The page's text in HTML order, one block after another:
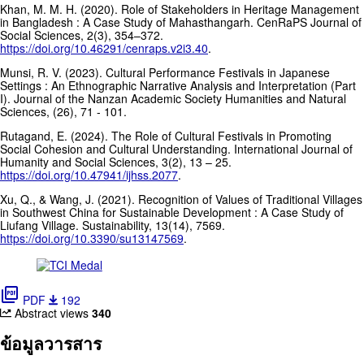
Khan, M. M. H. (2020). Role of Stakeholders in Heritage Management
in Bangladesh : A Case Study of Mahasthangarh. CenRaPS Journal of
Social Sciences, 2(3), 354–372.
https://doi.org/10.46291/cenraps.v2i3.40.
Munsi, R. V. (2023). Cultural Performance Festivals in Japanese
Settings : An Ethnographic Narrative Analysis and Interpretation (Part
I). Journal of the Nanzan Academic Society Humanities and Natural
Sciences, (26), 71 - 101.
Rutagand, E. (2024). The Role of Cultural Festivals in Promoting
Social Cohesion and Cultural Understanding. International Journal of
Humanity and Social Sciences, 3(2), 13 – 25.
https://doi.org/10.47941/ijhss.2077.
Xu, Q., & Wang, J. (2021). Recognition of Values of Traditional Villages
in Southwest China for Sustainable Development : A Case Study of
Liufang Village. Sustainability, 13(14), 7569.
https://doi.org/10.3390/su13147569.
picture_as_pdf PDF
192
Abstract views 340
ข้อมูลวารสาร